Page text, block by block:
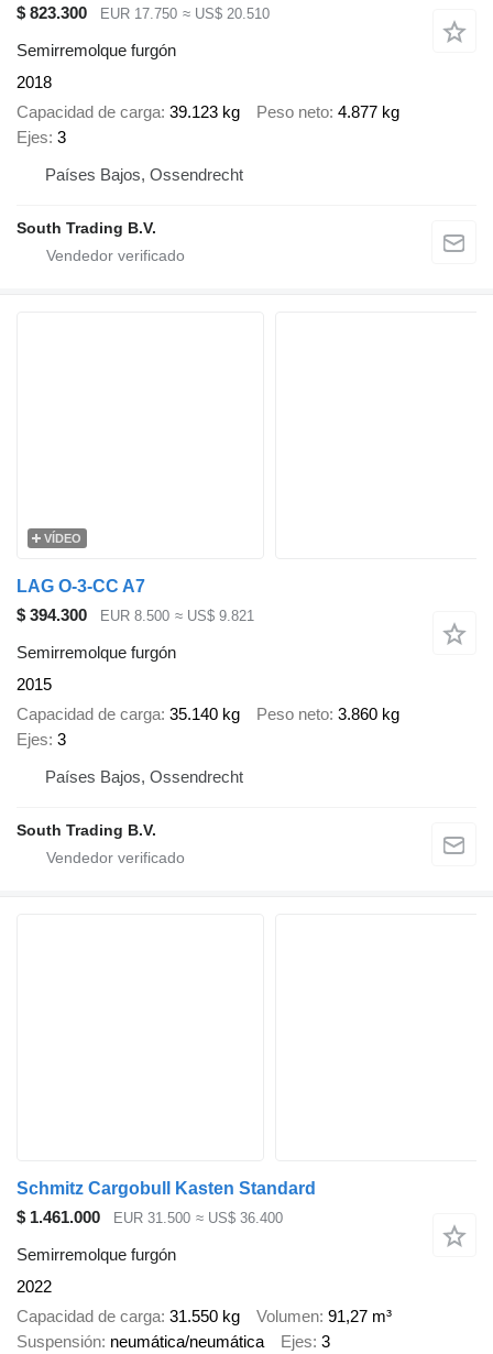
$ 823.300
EUR 17.750 ≈ US$ 20.510
Semirremolque furgón
2018
Capacidad de carga 39.123 kg Peso neto 4.877 kg
Ejes 3
Países Bajos, Ossendrecht
South Trading B.V.
VÍDEO
LAG O-3-CC A7
$ 394.300
EUR 8.500 ≈ US$ 9.821
Semirremolque furgón
2015
Capacidad de carga 35.140 kg Peso neto 3.860 kg
Ejes 3
Países Bajos, Ossendrecht
South Trading B.V.
Schmitz Cargobull Kasten Standard
$ 1.461.000
EUR 31.500 ≈ US$ 36.400
Semirremolque furgón
2022
Capacidad de carga 31.550 kg Volumen 91,27 m³
Suspensión neumática/neumática Ejes 3